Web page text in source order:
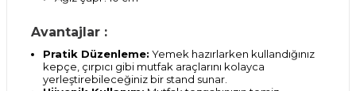
Avantajlar :
Pratik Düzenleme: Yemek hazırlarken kullandığınız
kepçe, çırpıcı gibi mutfak araçlarını kolayca
yerleştirebileceğiniz bir stand sunar.